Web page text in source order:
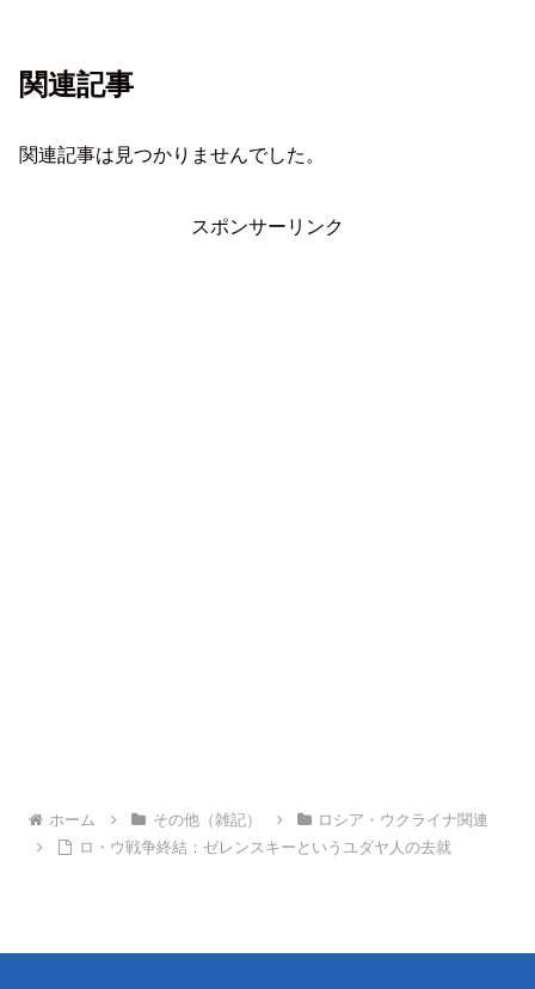
関連記事
関連記事は見つかりませんでした。
スポンサーリンク
ホーム その他（雑記）
ロシア・ウクライナ関連
ロ・ウ戦争終結：ゼレンスキーというユダヤ人の去就